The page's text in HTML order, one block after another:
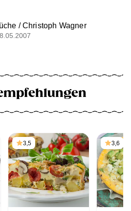
/ Christoph Wagner
3,5 3,6